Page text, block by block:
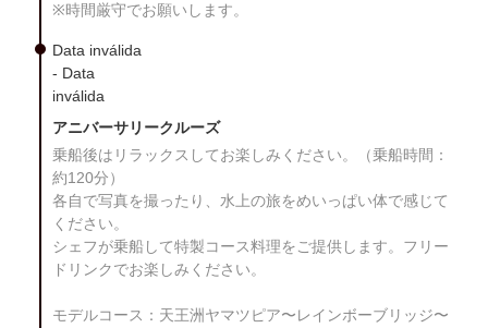
※時間厳守でお願いします。
Data inválida
- Data
inválida
アニバーサリークルーズ
乗船後はリラックスしてお楽しみください。（乗船時間：
約120分）
各自で写真を撮ったり、水上の旅をめいっぱい体で感じて
ください。
シェフが乗船して特製コース料理をご提供します。フリー
ドリンクでお楽しみください。
モデルコース：天王洲ヤマツピア〜レインボーブリッジ〜